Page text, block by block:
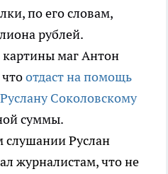
по его словам,
рублей.
маг Антон
отдаст на помощь
Соколовскому
суммы.
слушании Руслан
журналистам, что не